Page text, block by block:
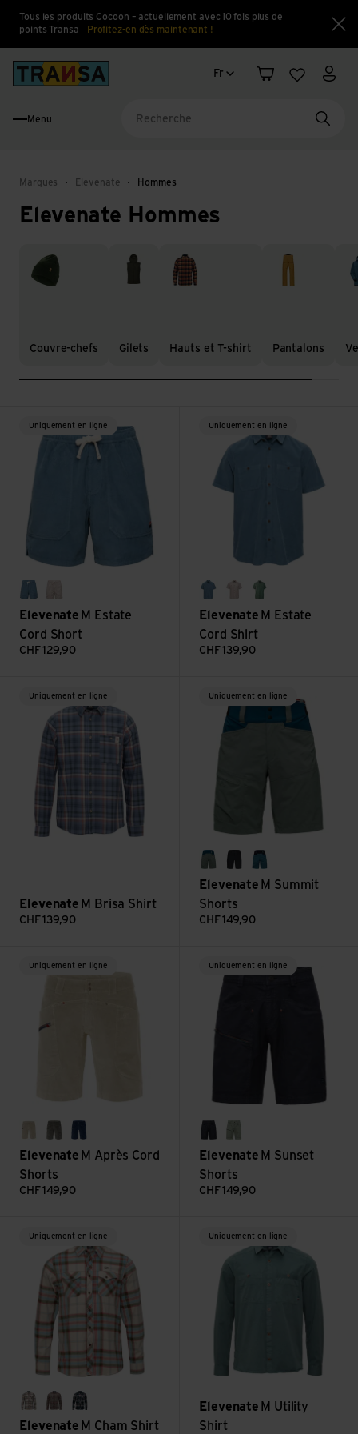
Tous les produits Cocoon – actuellement avec 10 fois plus de
points Transa
Profitez-en dès maintenant !
Changement de langue
Fr
PanierListe Mon
Menu
Marques Elevenate Hommes
Elevenate Hommes
Couvre-chefs
Couvre-chefs
Gilets
Gilets
Hauts et T-shirt
Hauts et T-shirt
Pantalons
Pantalons
Uniquement en ligne
blue flint
latte
Elevenate M Estate
Cord Short
CHF 129,90
Uniquement en ligne
blue flint
lattesea green
Elevenate M Estate
Cord Shirt
CHF 139,90
Uniquement en ligne
Elevenate M Brisa Shirt
CHF 139,90
Uniquement en ligne
balsam green
dark inkindian blue
Elevenate M Summit
Shorts
CHF 149,90
Uniquement en ligne
sandgray greeninsignia blue
Elevenate M Après Cord
Shorts
CHF 149,90
Uniquement en ligne
dark inksea green
Elevenate M Sunset
Shorts
CHF 149,90
Uniquement en ligne
ecrugray green
navy
Elevenate M Cham Shirt
Uniquement en ligne
Elevenate M Utility
Shirt